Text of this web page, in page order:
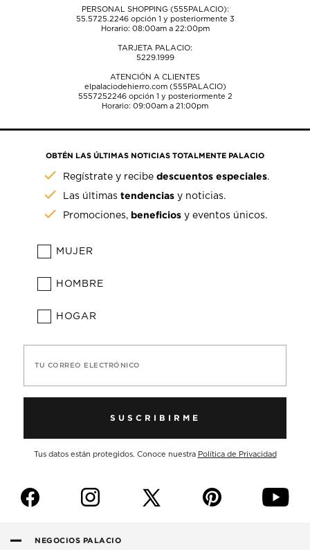
PERSONAL SHOPPING (555PALACIO):
55.5725.2246opción 1 y posteriormente 3
Horario: 08:00am a 22:00pm
TARJETA PALACIO:
5229.1999
ATENCIÓN A CLIENTES
elpalaciodehierro.com (555PALACIO)
5557252246opción 1 y posteriormente 2
Horario: 09:00am a 21:00pm
OBTÉN LAS ÚLTIMAS NOTICIAS TOTALMENTE PALACIO
Regístrate y recibedescuentos especiales.
Las últimastendencias y noticias.
Promociones, beneficios y eventos únicos.
MUJER
HOMBRE
HOGAR
TU CORREO ELECTRÓNICO
SUSCRIBIRME
Tus datos están protegidos. Conoce nuestra Política de Privacidad
f i p y
NEGOCIOS PALACIO